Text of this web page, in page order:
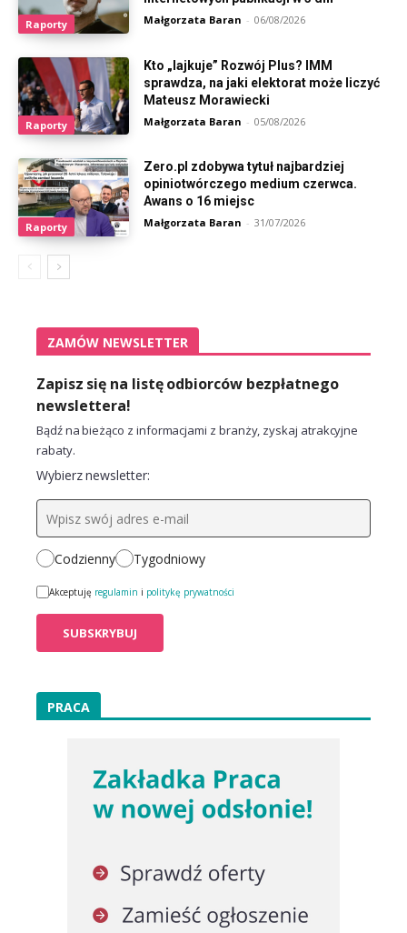
Raporty Małgorzata Baran - 06/08/2026
Raporty
Kto „lajkuje” Rozwój Plus? IMM
sprawdza, na jaki elektorat może liczyć
Mateusz Morawiecki
Małgorzata Baran - 05/08/2026
Raporty
Zero.pl zdobywa tytuł najbardziej
opiniotwórczego medium czerwca.
Awans o 16 miejsc
Małgorzata Baran - 31/07/2026
ZAMÓW NEWSLETTER
Zapisz się na listę odbiorców bezpłatnego
newslettera!
Bądź na bieżąco z informacjami z branży, zyskaj atrakcyjne
rabaty.
Wybierz newsletter:
Codzienny Tygodniowy
Akceptuję regulamin i politykę prywatności
PRACA